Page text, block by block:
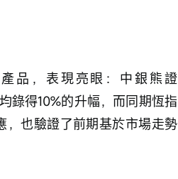
品，表現亮眼：中銀熊證
錄得10%的升幅，而同期恆指
，也驗證了前期基於市場走勢